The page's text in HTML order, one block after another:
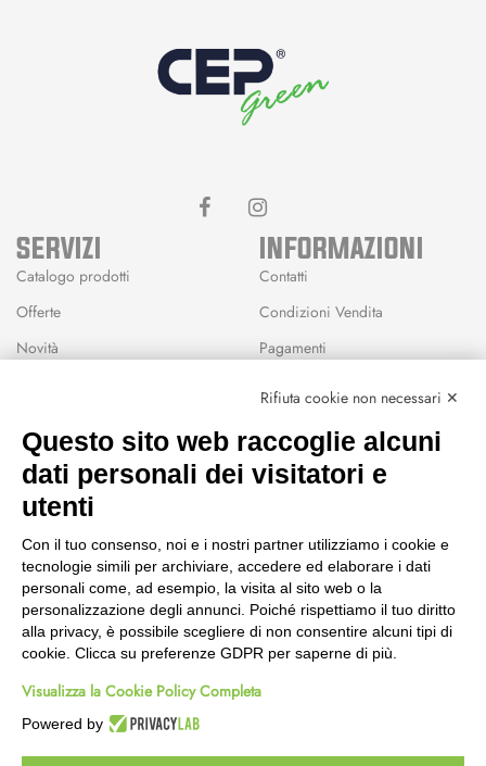
SERVIZI
Catalogo prodotti
Offerte
Novità
Wishlist
INFORMAZIONI
Contatti
Condizioni Vendita
Pagamenti
CEP GREEN
Fanano (MO)
059 8676485
349 9202419
388 8659473
info@cepgreen.com
Orario
Dal lunedì al venerdì
8:00 – 12:30 / 13:30 - 19:00
Rifiuta cookie non necessari ✕
Questo sito web raccoglie alcuni
dati personali dei visitatori e
utenti
Con il tuo consenso, noi e i nostri partner utilizziamo i cookie e
tecnologie simili per archiviare, accedere ed elaborare i dati
personali come, ad esempio, la visita al sito web o la
personalizzazione degli annunci. Poiché rispettiamo il tuo diritto
alla privacy, è possibile scegliere di non consentire alcuni tipi di
cookie. Clicca su preferenze GDPR per saperne di più.
Visualizza la Cookie Policy Completa
Powered by